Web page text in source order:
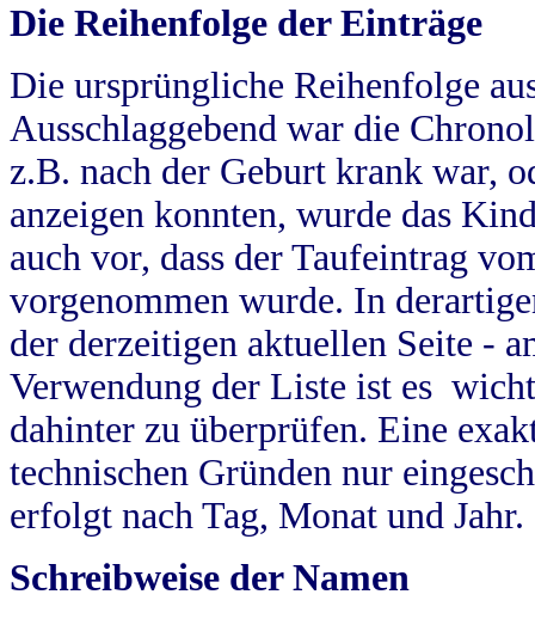
Die Reihenfolge der Einträge
Die ursprüngliche Reihenfolge
Ausschlaggebend war die
z.B. nach der Geburt krank war,
anzeigen konnten, wurde das
auch vor, dass der Taufeintrag
vorgenommen wurde. In
der derzeitigen aktuellen Seite -
Verwendung der Liste ist es
dahinter zu überprüfen. Eine
technischen Gründen nur
erfolgt nach Tag, Monat und Jahr.
Schreibweise der Namen